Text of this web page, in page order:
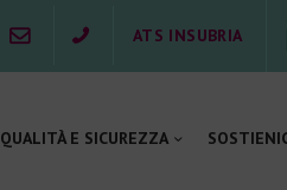
ATS INSUBRIA
QUALITÀ E SICUREZZA